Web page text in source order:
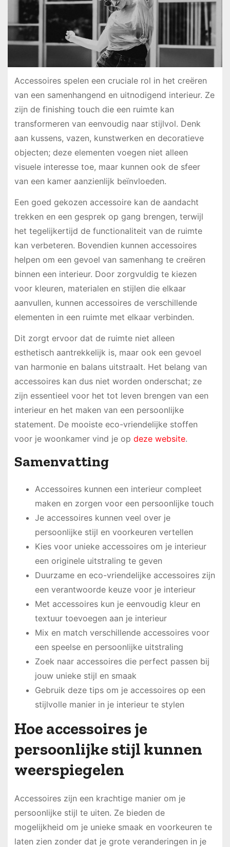
Accessoires spelen een cruciale rol in het creëren
van een samenhangend en uitnodigend interieur. Ze
zijn de finishing touch die een ruimte kan
transformeren van eenvoudig naar stijlvol. Denk
aan kussens, vazen, kunstwerken en decoratieve
objecten; deze elementen voegen niet alleen
visuele interesse toe, maar kunnen ook de sfeer
van een kamer aanzienlijk beïnvloeden.
Een goed gekozen accessoire kan de aandacht
trekken en een gesprek op gang brengen, terwijl
het tegelijkertijd de functionaliteit van de ruimte
kan verbeteren. Bovendien kunnen accessoires
helpen om een gevoel van samenhang te creëren
binnen een interieur. Door zorgvuldig te kiezen
voor kleuren, materialen en stijlen die elkaar
aanvullen, kunnen accessoires de verschillende
elementen in een ruimte met elkaar verbinden.
Dit zorgt ervoor dat de ruimte niet alleen
esthetisch aantrekkelijk is, maar ook een gevoel
van harmonie en balans uitstraalt. Het belang van
accessoires kan dus niet worden onderschat; ze
zijn essentieel voor het tot leven brengen van een
interieur en het maken van een persoonlijke
statement. De mooiste eco-vriendelijke stoffen
voor je woonkamer vind je op deze website.
Samenvatting
Accessoires kunnen een interieur compleet
maken en zorgen voor een persoonlijke touch
Je accessoires kunnen veel over je
persoonlijke stijl en voorkeuren vertellen
Kies voor unieke accessoires om je interieur
een originele uitstraling te geven
Duurzame en eco-vriendelijke accessoires zijn
een verantwoorde keuze voor je interieur
Met accessoires kun je eenvoudig kleur en
textuur toevoegen aan je interieur
Mix en match verschillende accessoires voor
een speelse en persoonlijke uitstraling
Zoek naar accessoires die perfect passen bij
jouw unieke stijl en smaak
Gebruik deze tips om je accessoires op een
stijlvolle manier in je interieur te stylen
Hoe accessoires je
persoonlijke stijl kunnen
weerspiegelen
Accessoires zijn een krachtige manier om je
persoonlijke stijl te uiten. Ze bieden de
mogelijkheid om je unieke smaak en voorkeuren te
laten zien zonder dat je grote veranderingen in je